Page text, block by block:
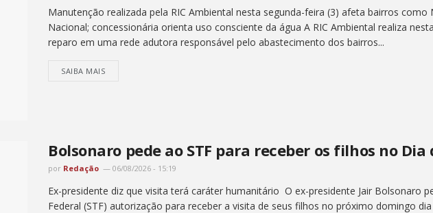
Manutenção realizada pela RIC Ambiental nesta segunda-feira (3) afeta bairros como
Nacional; concessionária orienta uso consciente da água A RIC Ambiental realiza
reparo em uma rede adutora responsável pelo abastecimento dos bairros...
SAIBA MAIS
Bolsonaro pede ao STF para receber os filhos no Dia
por Redação 06/08/2026 - 15:19
Ex-presidente diz que visita terá caráter humanitário O ex-presidente Jair Bolsonaro
Federal (STF) autorização para receber a visita de seus filhos no próximo domingo